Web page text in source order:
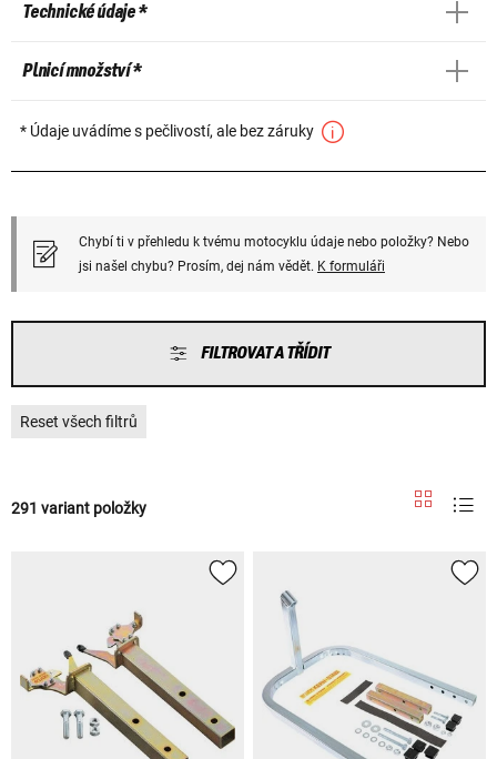
Technické údaje *
Plnicí množství *
* Údaje uvádíme s pečlivostí, ale bez záruky
Chybí ti v přehledu k tvému motocyklu údaje nebo položky? Nebo
jsi našel chybu? Prosím, dej nám vědět. K formuláři
FILTROVAT A TŘÍDIT
Reset všech filtrů
291 variant položky